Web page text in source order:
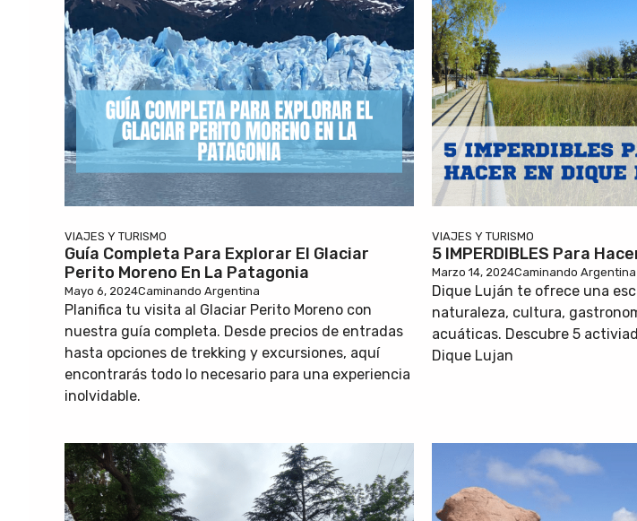
VIAJES Y TURISMO
Guía Completa Para Explorar El Glaciar
Perito Moreno En La Patagonia
Mayo 6, 2024Caminando Argentina
Planifica tu visita al Glaciar Perito Moreno con
nuestra guía completa. Desde precios de entradas
hasta opciones de trekking y excursiones, aquí
encontrarás todo lo necesario para una experiencia
inolvidable.
VIAJES Y TURISMO
5 IMPERDIBLES Para
Marzo 14, 2024Caminando Argentina
Dique Luján te ofrece una
naturaleza, cultura,
acuáticas. Descubre 5
Dique Lujan